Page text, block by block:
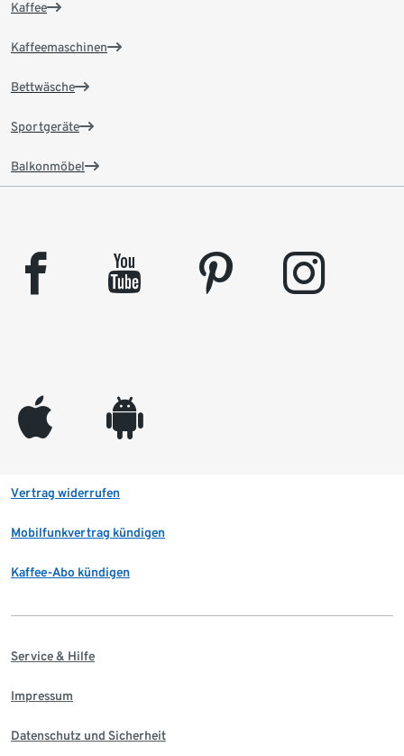
Kaffee
Kaffeemaschinen
Bettwäsche
Sportgeräte
Balkonmöbel
facebook youtube pinterest instagram
appleinc android
Vertrag widerrufen
Mobilfunkvertrag kündigen
Kaffee-Abo kündigen
Service & Hilfe
Impressum
Datenschutz und Sicherheit